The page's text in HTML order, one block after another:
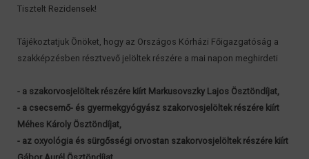
Tisztelt Rezidensek!
Tájékoztatjuk Önöket, hogy az Országos Kórházi Főigazgatóság a
szakképzésben résztvevő jelöltek részére a mai napon meghirdeti
- a szakorvosjelöltek részére kiírt Markusovszky Lajos Ösztöndíjat,
- a csecsemő- és gyermekgyógyász szakorvosjelöltek részére kiírt
Méhes Károly Ösztöndíjat,
- az oxyológia és sürgősségi orvostan szakorvosjelöltek részére kiírt
Gábor Aurél Ösztöndíjat,